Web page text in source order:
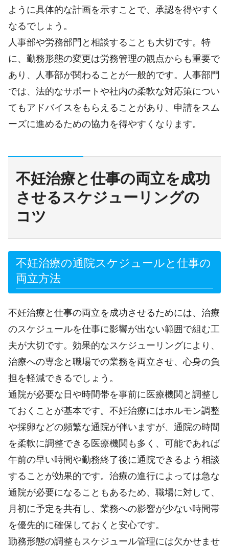
ように具体的な計画を示すことで、承認を得やすく
なるでしょう。
人事部や労務部門と相談することも大切です。特
に、勤務形態の変更は労務管理の観点からも重要で
あり、人事部が関わることが一般的です。人事部門
では、法的なサポートや社内の柔軟な対応策につい
てもアドバイスをもらえることがあり、申請をスム
ーズに進めるための協力を得やすくなります。
不妊治療と仕事の両立を成功
させるスケジューリングの
コツ
不妊治療の通院スケジュールと仕事の
両立方法
不妊治療と仕事の両立を成功させるためには、治療
のスケジュールを仕事に影響が出ない範囲で組む工
夫が大切です。効果的なスケジューリングにより、
治療への専念と職場での業務を両立させ、心身の負
担を軽減できるでしょう。
通院が必要な日や時間帯を事前に医療機関と調整し
ておくことが基本です。不妊治療にはホルモン調整
や採卵などの頻繁な通院が伴いますが、通院の時間
を柔軟に調整できる医療機関も多く、可能であれば
午前の早い時間や勤務終了後に通院できるよう相談
することが効果的です。治療の進行によっては急な
通院が必要になることもあるため、職場に対して、
月初に予定を共有し、業務への影響が少ない時間帯
を優先的に確保しておくと安心です。
勤務形態の調整もスケジュール管理には欠かせませ